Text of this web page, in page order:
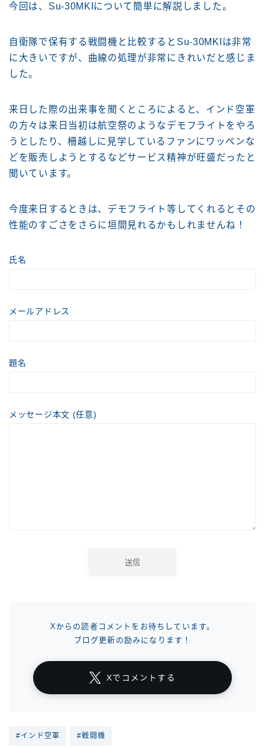
今回は、Su-30MKIについて簡単に解説しました。
自衛隊で保有する戦闘機と比較するとSu-30MKIは非常
に大きいですが、曲線の処理が非常にきれいだと感じま
した。
来日した際の出来事を聞くところによると、インド空軍
の方々は来日当初は航空祭のようなデモフライトをやろ
うとしたり、柵越しに見学しているファンにワッペンな
どを販売しようとするなどサービス精神が旺盛だったと
聞いています。
今度来日するときは、デモフライト等してくれるとその
性能のすごさをさらに垣間見れるかもしれませんね！
氏名
メールアドレス
題名
メッセージ本文 (任意)
Xからの読者コメントをお待ちしています。
ブログ更新の励みになります！
Xでコメントする
#インド空軍 #戦闘機